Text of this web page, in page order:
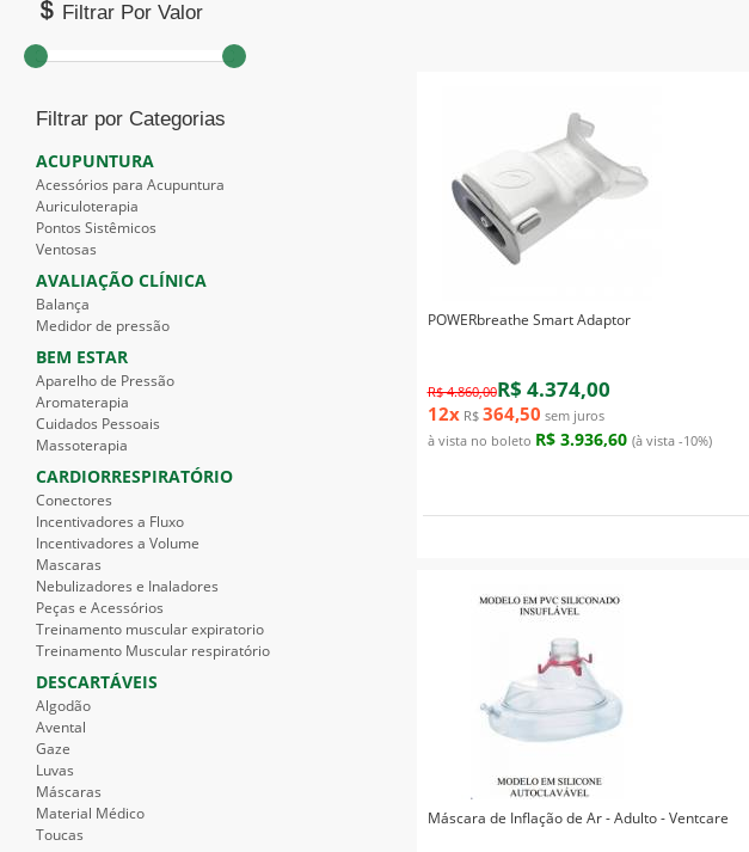
Filtrar Por Valor
Filtrar por Categorias
ACUPUNTURA
Acessórios para Acupuntura
Auriculoterapia
Pontos Sistêmicos
Ventosas
AVALIAÇÃO CLÍNICA
Balança
Medidor de pressão
BEM ESTAR
Aparelho de Pressão
Aromaterapia
Cuidados Pessoais
Massoterapia
CARDIORRESPIRATÓRIO
Conectores
Incentivadores a Fluxo
Incentivadores a Volume
Mascaras
Nebulizadores e Inaladores
Peças e Acessórios
Treinamento muscular expiratorio
Treinamento Muscular respiratório
DESCARTÁVEIS
Algodão
Avental
Gaze
Luvas
Máscaras
Material Médico
Toucas
POWERbreathe Smart Adaptor
R$ 4.860,00R$ 4.374,00
12xR$ 364,50 sem juros
à vista no boleto R$ 3.936,60 (à vista -10%)
Máscara de Inflação de Ar - Adulto - Ventcare